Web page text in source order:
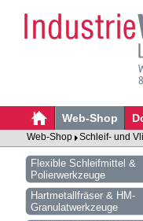
Web-Shop
Web-Shop Schleif- und
Flexible Schleifmittel &
Polierwerkzeuge
Hartmetallfräser & HM-
Granulatwerkzeuge